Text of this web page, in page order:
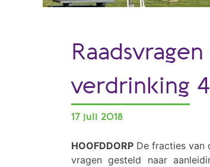
verdrinking
17 juli 2018
HOOFDDORP De fracties van
vragen gesteld naar